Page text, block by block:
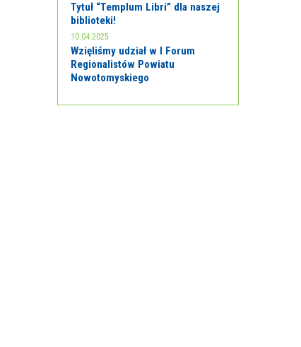
Tytuł “Templum Libri” dla naszej
biblioteki!
10.04.2025
Wzięliśmy udział w I Forum
Regionalistów Powiatu
Nowotomyskiego